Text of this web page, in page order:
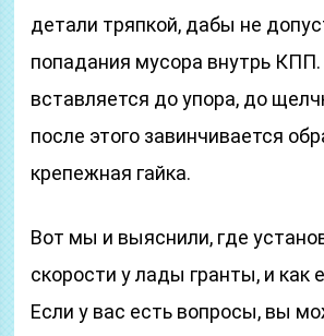
детали тряпкой, дабы не
попадания мусора внутрь
вставляется до упора, до
после этого завинчивается
крепежная гайка.
Вот мы и выяснили, где
скорости у лады гранты, и как
Если у вас есть вопросы, вы